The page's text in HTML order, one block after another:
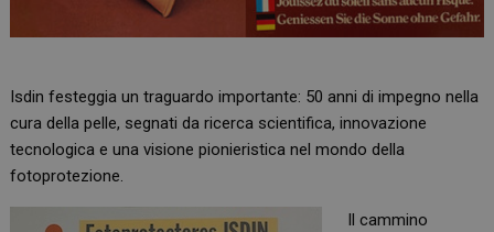
Isdin festeggia un traguardo importante: 50 anni di impegno nella
cura della pelle, segnati da ricerca scientifica, innovazione
tecnologica e una visione pionieristica nel mondo della
fotoprotezione.
Il cammino